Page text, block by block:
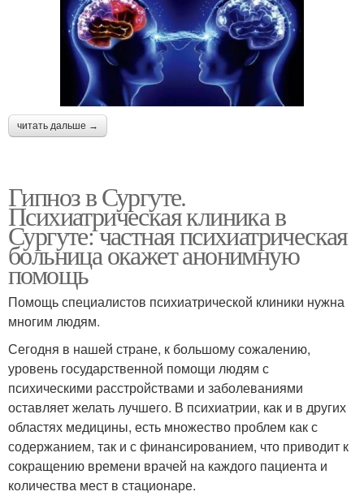
читать дальше →
Гипноз в Сургуте.
Психиатрическая клиника в
Сургуте: частная психиатрическая
больница окажет анонимную
помощь
Помощь специалистов психиатрической клиники нужна
многим людям.
Сегодня в нашей стране, к большому сожалению,
уровень государственной помощи людям с
психическими расстройствами и заболеваниями
оставляет желать лучшего. В психиатрии, как и в других
областях медицины, есть множество проблем как с
содержанием, так и с финансированием, что приводит к
сокращению времени врачей на каждого пациента и
количества мест в стационаре.